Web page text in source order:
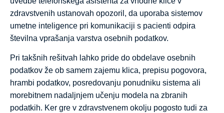
zdravstvenih ustanovah opozoril, da uporaba sistemov
umetne inteligence pri komunikaciji s pacienti odpira
številna vprašanja varstva osebnih podatkov.
Pri takšnih rešitvah lahko pride do obdelave osebnih
podatkov že ob samem zajemu klica, prepisu pogovora,
hrambi podatkov, posredovanju ponudniku sistema ali
morebitnem nadaljnjem učenju modela na zbranih
podatkih. Ker gre v zdravstvenem okolju pogosto tudi za